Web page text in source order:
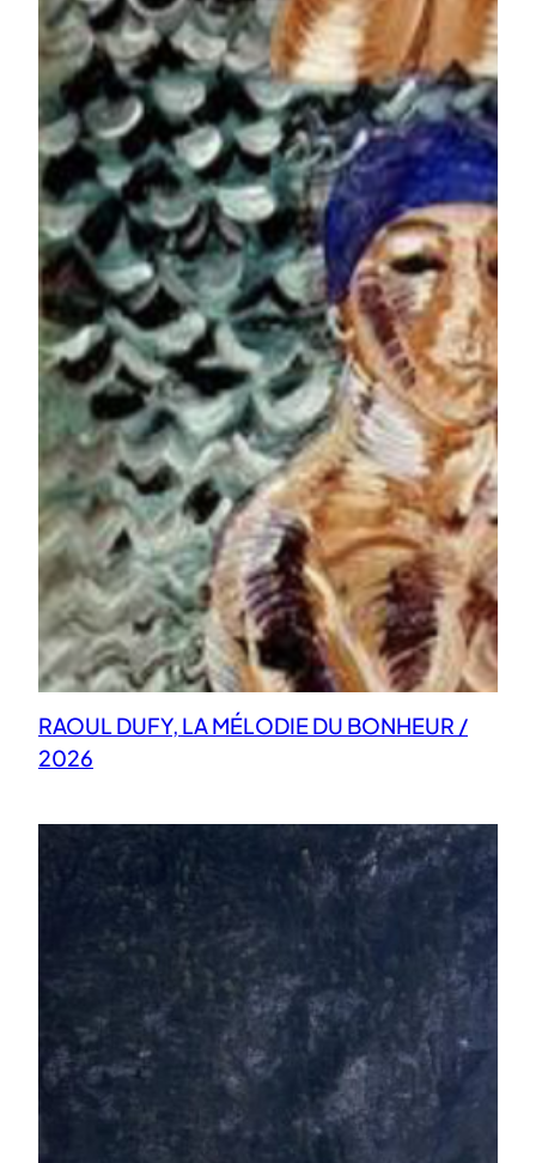
RAOUL DUFY, LA MÉLODIE DU BONHEUR /
2026